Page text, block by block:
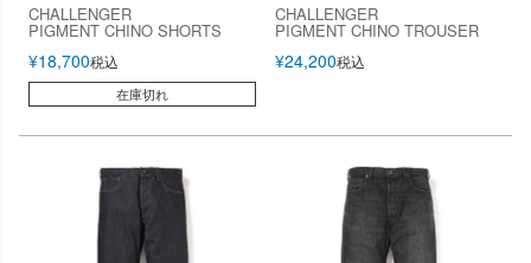
CHALLENGER
PIGMENT CHINO SHORTS
¥18,700税込
在庫切れ
CHALLENGER
PIGMENT CHINO TROUSER
¥24,200税込